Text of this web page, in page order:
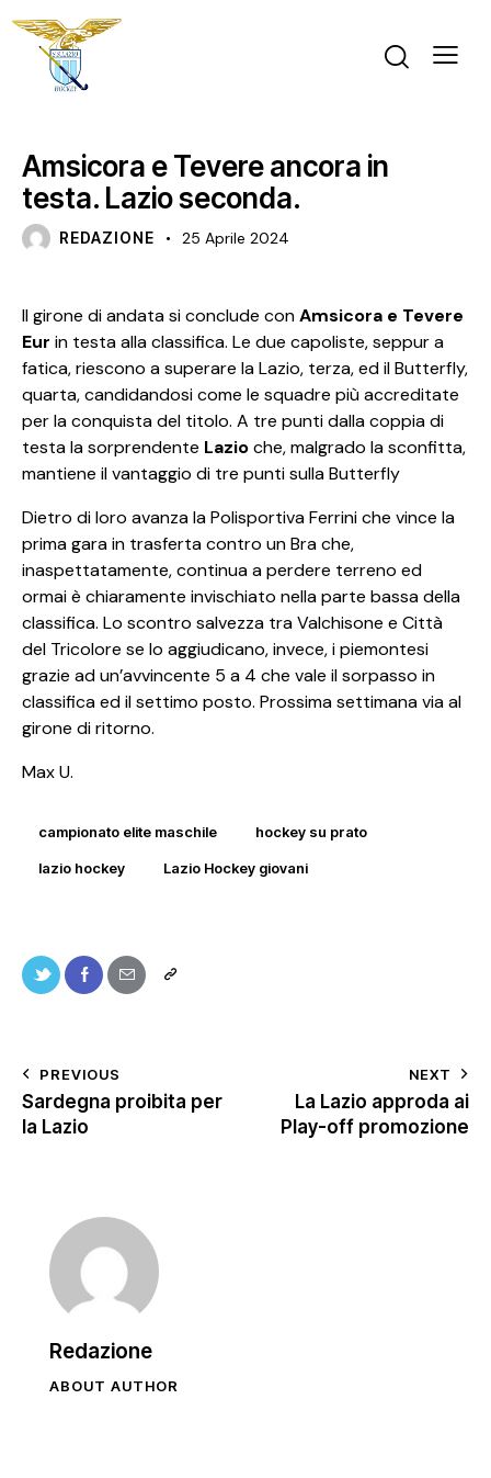
Amsicora e Tevere ancora in
testa. Lazio seconda.
REDAZIONE 25 Aprile 2024
Il girone di andata si conclude conAmsicora e Tevere
Eur in testa alla classifica. Le due capoliste, seppur a
fatica, riescono a superare la Lazio, terza, ed il Butterfly,
quarta, candidandosi come le squadre più accreditate
per la conquista del titolo. A tre punti dalla coppia di
testa la sorprendente Lazioche, malgrado la sconfitta,
mantiene il vantaggio di tre punti sulla Butterfly
Dietro di loro avanza la Polisportiva Ferrini che vince la
prima gara in trasferta contro un Bra che,
inaspettatamente, continua a perdere terreno ed
ormai è chiaramente invischiato nella parte bassa della
classifica. Lo scontro salvezza tra Valchisone e Città
del Tricolore se lo aggiudicano, invece, i piemontesi
grazie ad un’avvincente 5 a 4 che vale il sorpasso in
classifica ed il settimo posto. Prossima settimana via al
girone di ritorno.
Max U.
campionato elite maschile hockey su prato
lazio hockey Lazio Hockey giovani
PREVIOUS
Sardegna proibita per
la Lazio
NEXT
La Lazio approda ai
Play-off promozione
Redazione
ABOUT AUTHOR